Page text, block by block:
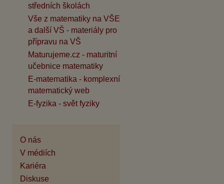
středních školách
Vše z matematiky na VŠE
a další VŠ - materiály pro
přípravu na VŠ
Maturujeme.cz - maturitní
učebnice matematiky
E-matematika - komplexní
matematický web
E-fyzika - svět fyziky
O nás
V médiích
Kariéra
Diskuse